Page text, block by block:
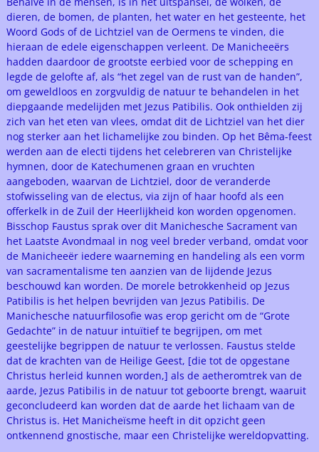
dieren, de bomen, de planten, het water en het gesteente, het
Woord Gods of de Lichtziel van de Oermens te vinden, die
hieraan de edele eigenschappen verleent. De Manicheeërs
hadden daardoor de grootste eerbied voor de schepping en
legde de gelofte af, als “het zegel van de rust van de handen”,
om geweldloos en zorgvuldig de natuur te behandelen in het
diepgaande medelijden met Jezus Patibilis. Ook onthielden zij
zich van het eten van vlees, omdat dit de Lichtziel van het dier
nog sterker aan het lichamelijke zou binden. Op het Bêma-feest
werden aan de electi tijdens het celebreren van Christelijke
hymnen, door de Katechumenen graan en vruchten
aangeboden, waarvan de Lichtziel, door de veranderde
stofwisseling van de electus, via zijn of haar hoofd als een
offerkelk in de Zuil der Heerlijkheid kon worden opgenomen.
Bisschop Faustus sprak over dit Manichesche Sacrament van
het Laatste Avondmaal in nog veel breder verband, omdat voor
de Manicheeër iedere waarneming en handeling als een vorm
van sacramentalisme ten aanzien van de lijdende Jezus
beschouwd kan worden. De morele betrokkenheid op Jezus
Patibilis is het helpen bevrijden van Jezus Patibilis. De
Manichesche natuurfilosofie was erop gericht om de “Grote
Gedachte” in de natuur intuïtief te begrijpen, om met
geestelijke begrippen de natuur te verlossen. Faustus stelde
dat de krachten van de Heilige Geest, [die tot de opgestane
Christus herleid kunnen worden,] als de aetheromtrek van de
aarde, Jezus Patibilis in de natuur tot geboorte brengt, waaruit
geconcludeerd kan worden dat de aarde het lichaam van de
Christus is. Het Manicheïsme heeft in dit opzicht geen
ontkennend gnostische, maar een Christelijke wereldopvatting.